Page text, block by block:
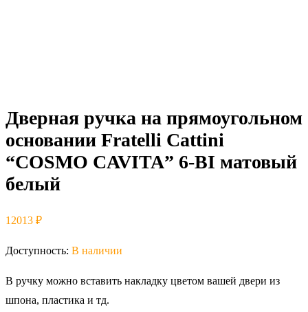
Дверная ручка на прямоугольном
основании Fratelli Cattini
“COSMO CAVITA” 6-BI матовый
белый
12013 ₽
Доступность: В наличии
В ручку можно вставить накладку цветом вашей двери из
шпона, пластика и тд.